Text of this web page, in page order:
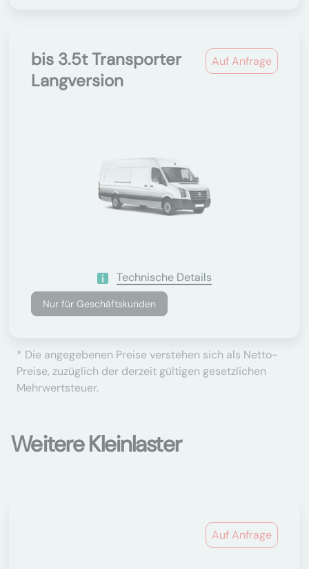
Auf Anfrage
bis 3.5t Transporter
Langversion
Technische Details
Nur für Geschäftskunden
* Die angegebenen Preise verstehen sich als Netto-
Preise, zuzüglich der derzeit gültigen gesetzlichen
Mehrwertsteuer.
Weitere Kleinlaster
Auf Anfrage